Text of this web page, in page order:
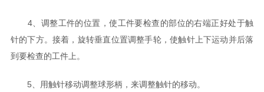
4、调整工件的位置，使工件要检查的部位的右端正好处于触
针的下方。接着，旋转垂直位置调整手轮，使触针上下运动并后落
到要检查的工件上。
5、用触针移动调整球形柄，来调整触针的移动。